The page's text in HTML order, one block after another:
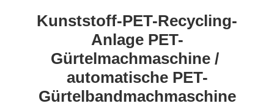
Kunststoff-PET-Recycling-
Anlage PET-
Gürtelmachmaschine /
automatische PET-
Gürtelbandmachmaschine